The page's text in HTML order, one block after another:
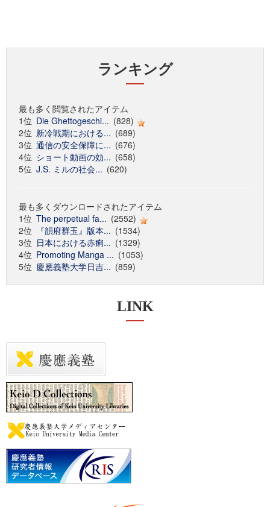
ランキング
最も多く閲覧されたアイテム
1位 Die Ghettogeschi... (828)
2位 新冷戦期における... (689)
3位 通信の安全保障に... (676)
4位 ショート動画の効... (658)
5位 J.S. ミルの社会... (620)
最も多くダウンロードされたアイテム
1位 The perpetual fa... (2552)
2位
『韻府群玉』版本... (1534)
3位 日本における赤痢... (1329)
4位 Promoting Manga ... (1053)
5位 慶應義塾大学日吉... (859)
LINK